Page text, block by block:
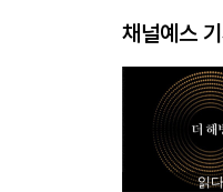
제2부. 진실
03. 펜타곤
격추 전의
발견하다
04. 천재 사
채널예스
읽다